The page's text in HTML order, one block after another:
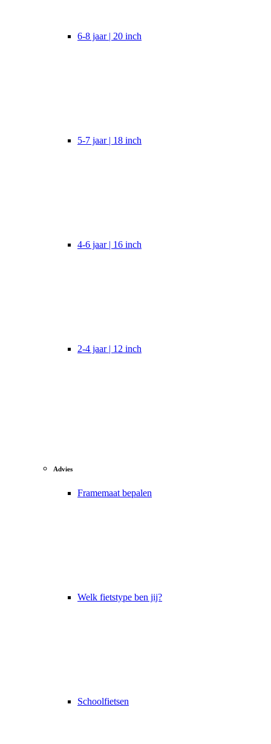
6-8 jaar | 20 inch
5-7 jaar | 18 inch
4-6 jaar | 16 inch
2-4 jaar | 12 inch
Advies
Framemaat bepalen
Welk fietstype ben jij?
Schoolfietsen